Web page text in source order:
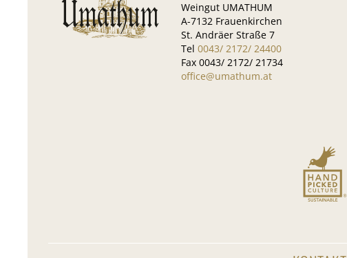
Weingut UMATHUM
A-7132 Frauenkirchen
St. Andräer Straße 7
Tel 0043/ 2172/ 24400
Fax 0043/ 2172/ 21734
office@umathum.at